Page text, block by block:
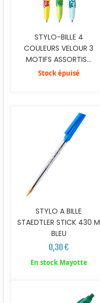
STYLO-BILLE 4
COULEURS VELOUR 3
MOTIFS ASSORTIS...
Stock épuisé
STYLO A BILLE
STAEDTLER STICK 430 M
BLEU
0,30 €
En stock Mayotte